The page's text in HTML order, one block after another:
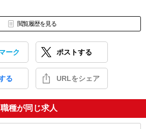
閲覧履歴を見る
ーク ポストする
る URLをシェア
種が同じ求人